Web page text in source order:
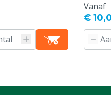
Vanaf
€